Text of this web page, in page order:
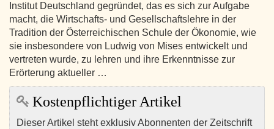
Institut Deutschland gegründet, das es sich zur Aufgabe
macht, die Wirtschafts- und Gesellschaftslehre in der
Tradition der Österreichischen Schule der Ökonomie, wie
sie insbesondere von Ludwig von Mises entwickelt und
vertreten wurde, zu lehren und ihre Erkenntnisse zur
Erörterung aktueller …
Kostenpflichtiger Artikel
Dieser Artikel steht exklusiv Abonnenten der Zeitschrift